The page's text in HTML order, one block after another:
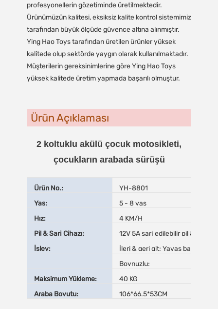
profesyonellerin gözetiminde üretilmektedir.
Ürünümüzün kalitesi, eksiksiz kalite kontrol sistemimiz
tarafından büyük ölçüde güvence altına alınmıştır.
Ying Hao Toys tarafından üretilen ürünler yüksek
kalitede olup sektörde yaygın olarak kullanılmaktadır.
Müşterilerin gereksinimlerine göre Ying Hao Toys
yüksek kalitede üretim yapmada başarılı olmuştur.
Ürün Açıklaması
2 koltuklu akülü çocuk motosikleti,
çocukların arabada sürüşü
Ürün No.:
YH-8801
Yaş:
5 - 8 yaş
Hız:
4 KM/H
Pil & Şarj Cihazı:
12V 5A şarj edilebilir pil & 14,5V
İşlev:
İleri & geri git; Yavaş başla;
Boynuzlu;
Maksimum Yükleme:
40 KG
Araba Boyutu:
106*66.5*53CM